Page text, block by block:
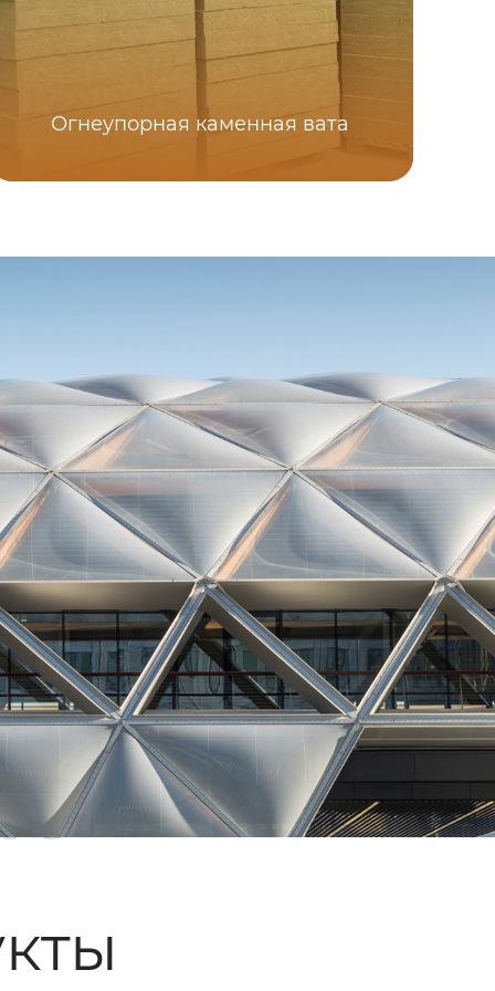
Огнеупорная каменная вата